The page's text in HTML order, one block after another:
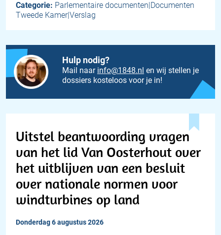
Categorie: Parlementaire documenten|Documenten
Tweede Kamer|Verslag
Hulp nodig?
Mail naar info@1848.nl en wij stellen je
dossiers kosteloos voor je in!
Uitstel beantwoording vragen
van het lid Van Oosterhout over
het uitblijven van een besluit
over nationale normen voor
windturbines op land
donderdag 6 augustus 2026